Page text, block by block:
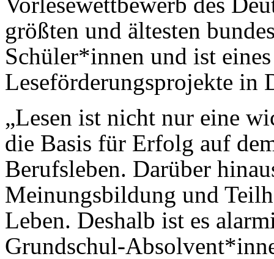
größten und ältesten
Schüler*innen und ist
Leseförderungsprojekte in
„Lesen ist nicht nur eine
die Basis für Erfolg auf
Berufsleben. Darüber
Meinungsbildung und
Leben. Deshalb ist es
Grundschul-